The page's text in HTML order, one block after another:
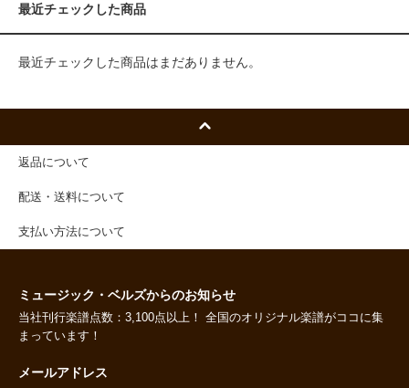
最近チェックした商品
最近チェックした商品はまだありません。
返品について
配送・送料について
支払い方法について
ミュージック・ベルズからのお知らせ
当社刊行楽譜点数：3,100点以上！ 全国のオリジナル楽譜がココに集
まっています！
メールアドレス